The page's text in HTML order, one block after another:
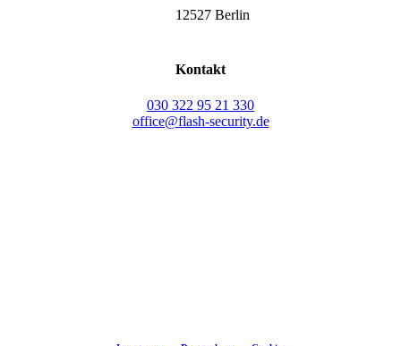
12527 Berlin
Kontakt
030 322 95 21 330
office@flash-security.de